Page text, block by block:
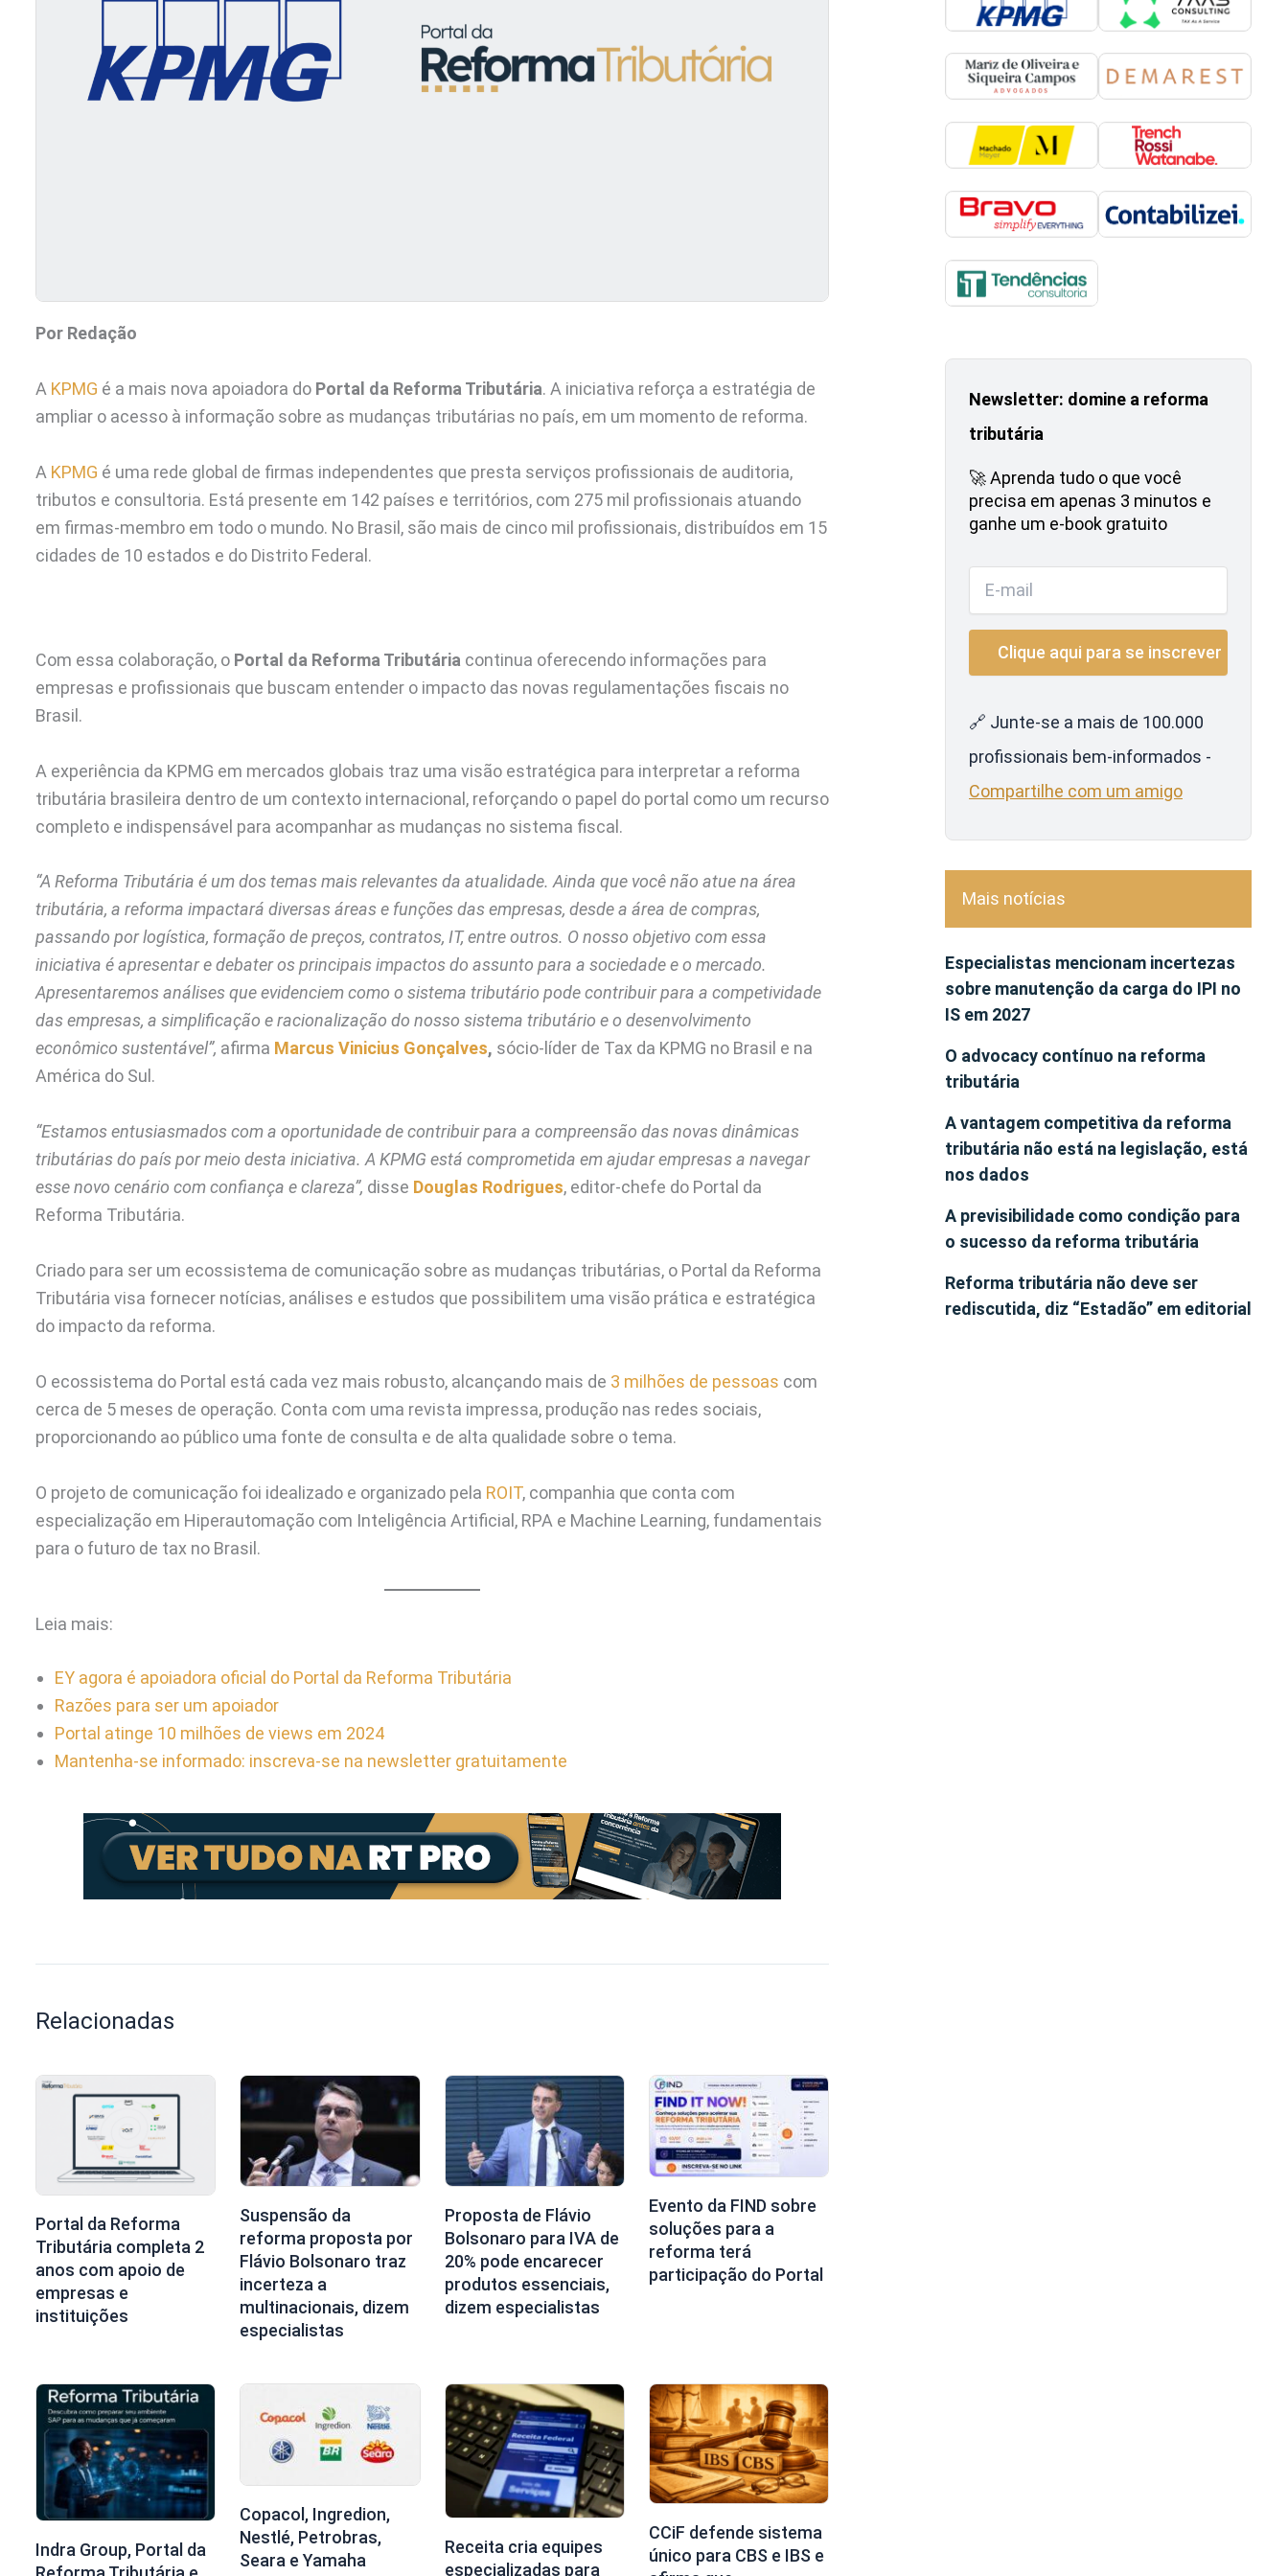
Por Redação
A KPMG é a mais nova apoiadora do Portal da Reforma Tributária. A iniciativa reforça a estratégia de
ampliar o acesso à informação sobre as mudanças tributárias no país, em um momento de reforma.
A KPMG é uma rede global de firmas independentes que presta serviços profissionais de auditoria,
tributos e consultoria. Está presente em 142 países e territórios, com 275 mil profissionais atuando
em firmas-membro em todo o mundo. No Brasil, são mais de cinco mil profissionais, distribuídos em 15
cidades de 10 estados e do Distrito Federal.
Com essa colaboração, o Portal da Reforma Tributária continua oferecendo informações para
empresas e profissionais que buscam entender o impacto das novas regulamentações fiscais no
Brasil.
A experiência da KPMG em mercados globais traz uma visão estratégica para interpretar a reforma
tributária brasileira dentro de um contexto internacional, reforçando o papel do portal como um recurso
completo e indispensável para acompanhar as mudanças no sistema fiscal.
“A Reforma Tributária é um dos temas mais relevantes da atualidade. Ainda que você não atue na área
tributária, a reforma impactará diversas áreas e funções das empresas, desde a área de compras,
passando por logística, formação de preços, contratos, IT, entre outros. O nosso objetivo com essa
iniciativa é apresentar e debater os principais impactos do assunto para a sociedade e o mercado.
Apresentaremos análises que evidenciem como o sistema tributário pode contribuir para a competividade
das empresas, a simplificação e racionalização do nosso sistema tributário e o desenvolvimento
econômico sustentável”, afirma Marcus Vinicius Gonçalves, sócio-líder de Tax da KPMG no Brasil e na
América do Sul.
“Estamos entusiasmados com a oportunidade de contribuir para a compreensão das novas dinâmicas
tributárias do país por meio desta iniciativa. A KPMG está comprometida em ajudar empresas a navegar
esse novo cenário com confiança e clareza”, disse Douglas Rodrigues, editor-chefe do Portal da
Reforma Tributária.
Criado para ser um ecossistema de comunicação sobre as mudanças tributárias, o Portal da Reforma
Tributária visa fornecer notícias, análises e estudos que possibilitem uma visão prática e estratégica
do impacto da reforma.
O ecossistema do Portal está cada vez mais robusto, alcançando mais de 3 milhões de pessoas com
cerca de 5 meses de operação. Conta com uma revista impressa, produção nas redes sociais,
proporcionando ao público uma fonte de consulta e de alta qualidade sobre o tema.
O projeto de comunicação foi idealizado e organizado pela ROIT, companhia que conta com
especialização em Hiperautomação com Inteligência Artificial, RPA e Machine Learning, fundamentais
para o futuro de tax no Brasil.
Leia mais:
EY agora é apoiadora oficial do Portal da Reforma Tributária
Razões para ser um apoiador
Portal atinge 10 milhões de views em 2024
Mantenha-se informado: inscreva-se na newsletter gratuitamente
Relacionadas
Portal da Reforma
Tributária completa 2
anos com apoio de
empresas e
instituições
Suspensão da
reforma proposta por
Flávio Bolsonaro traz
incerteza a
multinacionais, dizem
especialistas
Proposta de Flávio
Bolsonaro para IVA de
20% pode encarecer
produtos essenciais,
dizem especialistas
Evento da FIND sobre
soluções para a
reforma terá
participação do Portal
Indra Group, Portal da
Copacol, Ingredion,
Nestlé, Petrobras,
Seara e Yamaha
Receita cria equipes
especializadas para
CCiF defende sistema
único para CBS e IBS e
Newsletter: domine a reforma
tributária
🚀 Aprenda tudo o que você
precisa em apenas 3 minutos e
ganhe um e-book gratuito
🔗 Junte-se a mais de 100.000
profissionais bem-informados -
Compartilhe com um amigo
Mais notícias
Especialistas mencionam incertezas
sobre manutenção da carga do IPI no
IS em 2027
O advocacy contínuo na reforma
tributária
A vantagem competitiva da reforma
tributária não está na legislação, está
nos dados
A previsibilidade como condição para
o sucesso da reforma tributária
Reforma tributária não deve ser
rediscutida, diz “Estadão” em editorial